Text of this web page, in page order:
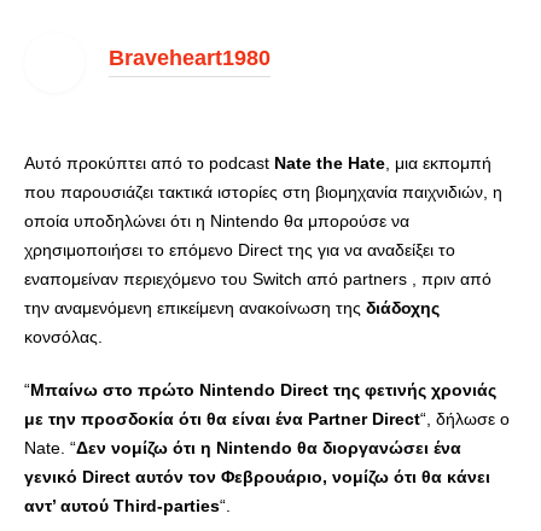
Braveheart1980
Αυτό προκύπτει από το podcast Nate the Hate , μια εκπομπή
που παρουσιάζει τακτικά ιστορίες στη βιομηχανία παιχνιδιών, η
οποία υποδηλώνει ότι η Nintendo θα μπορούσε να
χρησιμοποιήσει το επόμενο Direct της για να αναδείξει το
εναπομείναν περιεχόμενο του Switch από partners , πριν από
την αναμενόμενη επικείμενη ανακοίνωση της διάδοχης
κονσόλας.
“Μπαίνω στο πρώτο Nintendo Direct της φετινής χρονιάς
με την προσδοκία ότι θα είναι ένα Partner Direct“, δήλωσε ο
Nate. “Δεν νομίζω ότι η Nintendo θα διοργανώσει ένα
γενικό Direct αυτόν τον Φεβρουάριο, νομίζω ότι θα κάνει
αντ’ αυτού Third-parties“.